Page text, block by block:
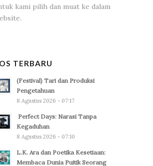
kami pilih dan muat ke dalam
TERBARU
(Festival) Tari dan Produksi
Pengetahuan
8 Agustus 2026 - 07:17
Perfect Days: Narasi Tanpa
Kegaduhan
8 Agustus 2026 - 07:10
L.K. Ara dan Poetika Kesetiaan:
Membaca Dunia Puitik Seorang